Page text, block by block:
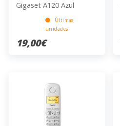
Gigaset A120 Azul
Últimas
unidades
19,00€